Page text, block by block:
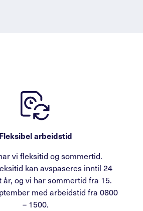
Fleksibel arbeidstid
vi fleksitid og sommertid.
kan avspaseres inntil 24
år, og vi har sommertid fra 15.
med arbeidstid fra 0800
– 1500.